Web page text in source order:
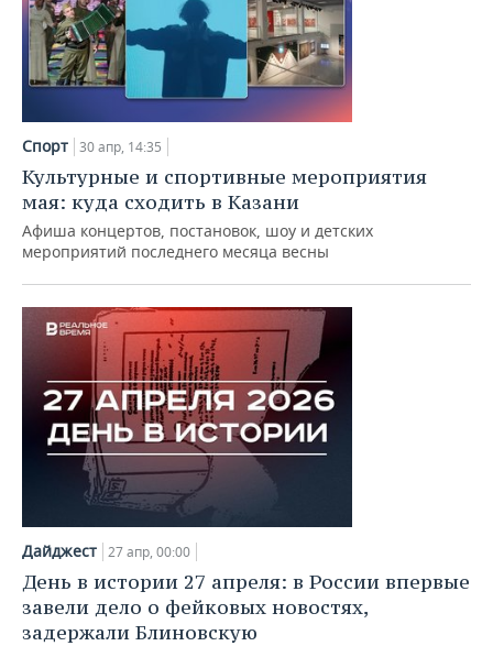
Спорт 30 апр, 14:35
Культурные и спортивные мероприятия
мая: куда сходить в Казани
Афиша концертов, постановок, шоу и детских
мероприятий последнего месяца весны
Дайджест 27 апр, 00:00
День в истории 27 апреля: в России впервые
завели дело о фейковых новостях,
задержали Блиновскую